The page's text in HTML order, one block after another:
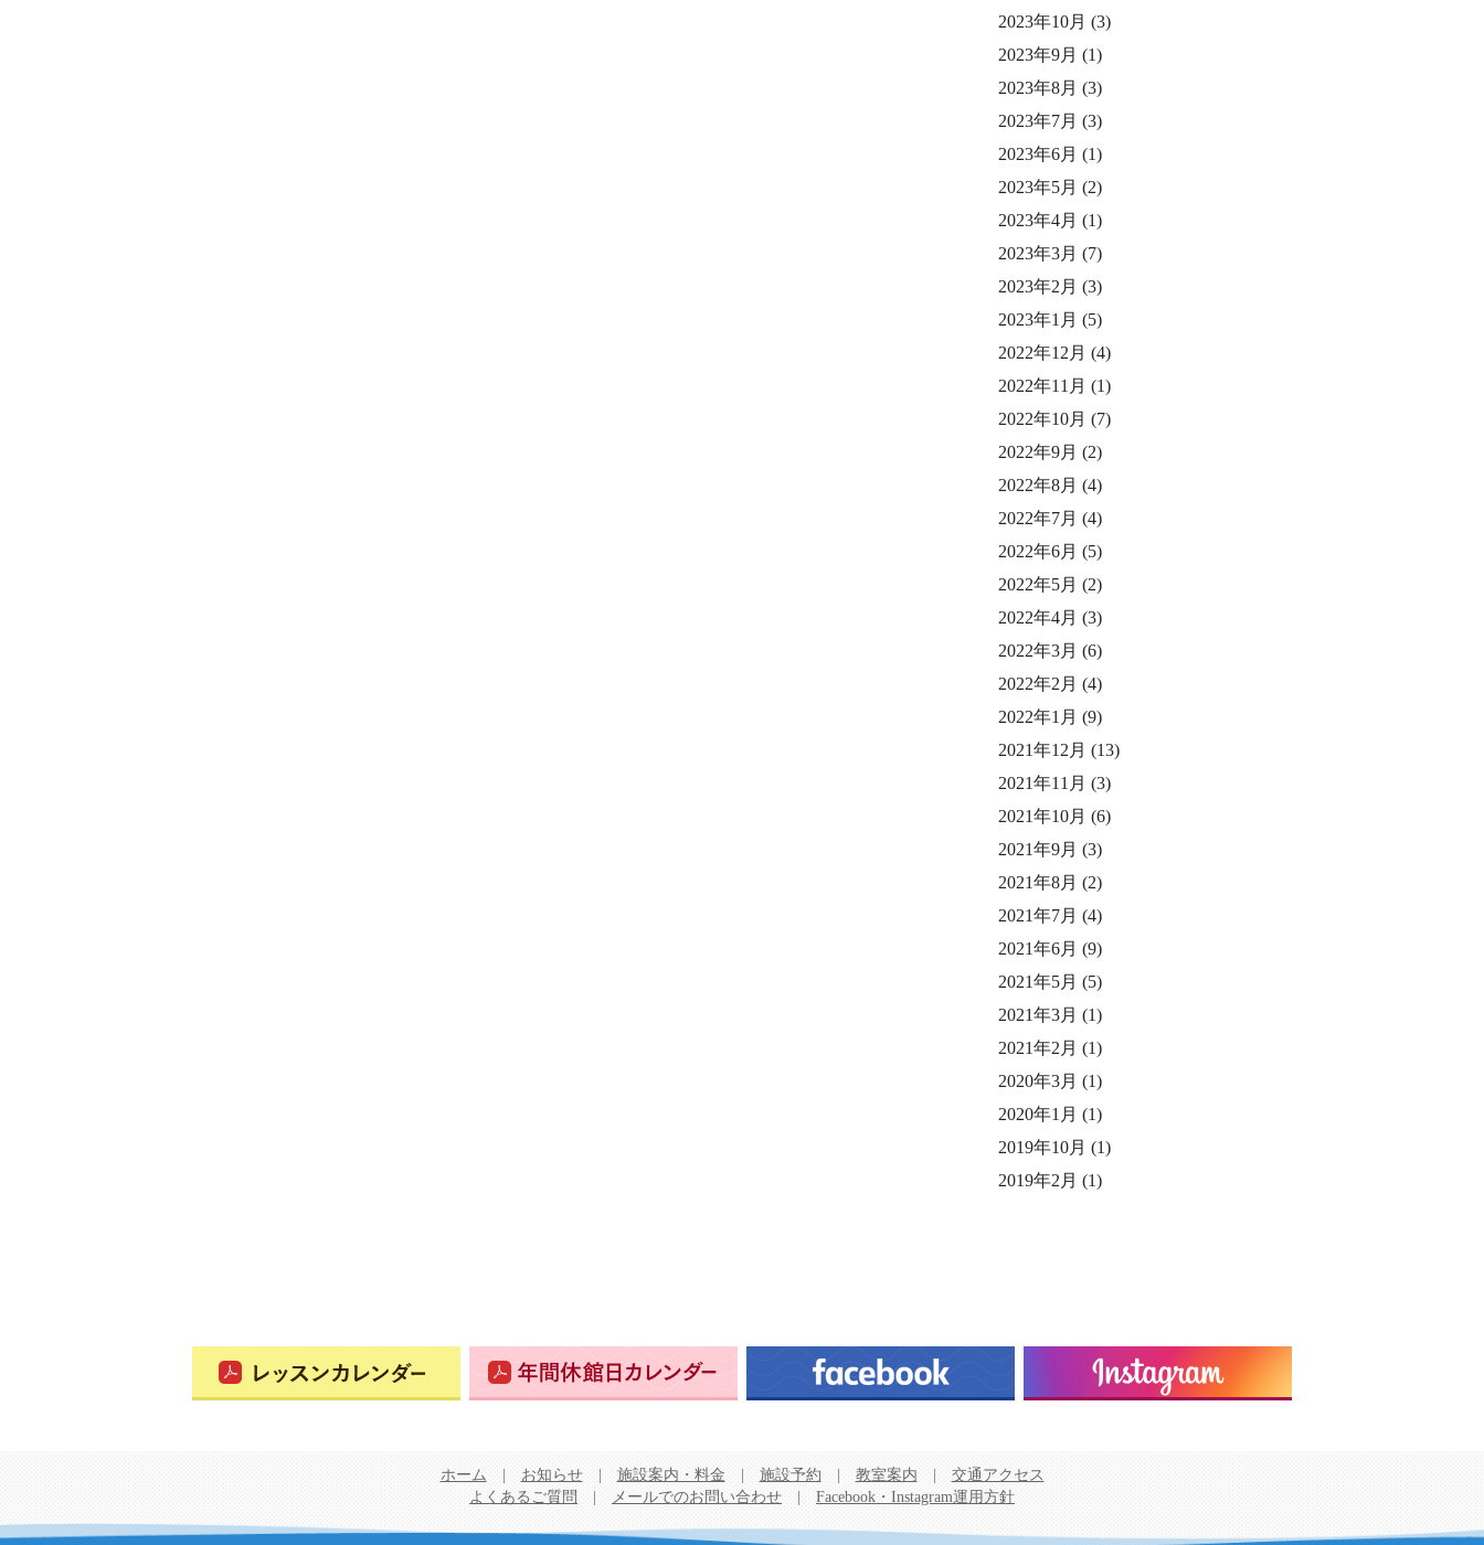
2023年10月 (3)
2023年9月 (1)
2023年8月 (3)
2023年7月 (3)
2023年6月 (1)
2023年5月 (2)
2023年4月 (1)
2023年3月 (7)
2023年2月 (3)
2023年1月 (5)
2022年12月 (4)
2022年11月 (1)
2022年10月 (7)
2022年9月 (2)
2022年8月 (4)
2022年7月 (4)
2022年6月 (5)
2022年5月 (2)
2022年4月 (3)
2022年3月 (6)
2022年2月 (4)
2022年1月 (9)
2021年12月 (13)
2021年11月 (3)
2021年10月 (6)
2021年9月 (3)
2021年8月 (2)
2021年7月 (4)
2021年6月 (9)
2021年5月 (5)
2021年3月 (1)
2021年2月 (1)
2020年3月 (1)
2020年1月 (1)
2019年10月 (1)
2019年2月 (1)
ホーム お知らせ| 施設案内・料金| 施設予約 教室案内
交通アクセス
よくあるご質問
メールでのお問い合わせ Facebook・Instagram運用方針